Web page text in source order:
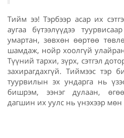
Тийм ээ! Тэрбээр асар их
аугаа бүтээлүүдээ
умартан, зөвхөн өөртөө
шамдаж, нойр хоолгүй
Түүний тархи, зүрх, сэтгэл
захирагдахгүй. Тиймээс тэр
туурвилын эх ундарга нь
бишрэм, ээнэг дулаан,
дагшин их уулс нь үнэхээр мөн